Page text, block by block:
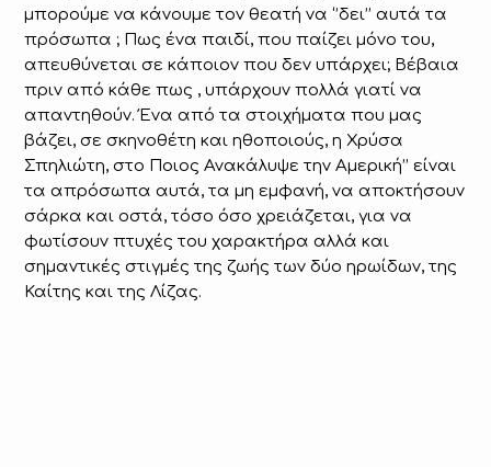
μπορούμε να κάνουμε τον θεατή να ‘’δει’’ αυτά τα
πρόσωπα ; Πως ένα παιδί, που παίζει μόνο του,
απευθύνεται σε κάποιον που δεν υπάρχει; Βέβαια
πριν από κάθε πως , υπάρχουν πολλά γιατί να
απαντηθούν. Ένα από τα στοιχήματα που μας
βάζει, σε σκηνοθέτη και ηθοποιούς, η Χρύσα
Σπηλιώτη, στο Ποιος Ανακάλυψε την Αμερική’’ είναι
τα απρόσωπα αυτά, τα μη εμφανή, να αποκτήσουν
σάρκα και οστά, τόσο όσο χρειάζεται, για να
φωτίσουν πτυχές του χαρακτήρα αλλά και
σημαντικές στιγμές της ζωής των δύο ηρωίδων, της
Καίτης και της Λίζας.